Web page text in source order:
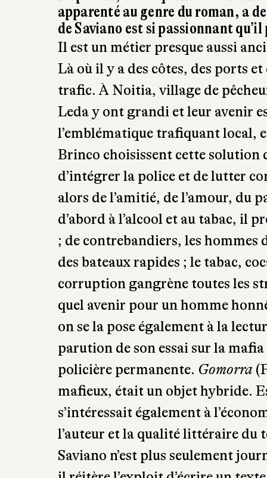
apparenté au genre du roman, a
de Saviano est si passionnant
Il est un métier presque aussi
Là où il y a des côtes, des ports
trafic. À Noitia, village de
Leda y ont grandi et leur avenir
l’emblématique trafiquant local,
Brinco choisissent cette solution
d’intégrer la police et de lutter
alors de l’amitié, de l’amour, du
d’abord à l’alcool et au tabac, il
; de contrebandiers, les
des bateaux rapides ; le tabac,
corruption gangrène toutes les
quel avenir pour un homme
on se la pose également à la
parution de son essai sur la
policière permanente. Gomorra
mafieux, était un objet hybride.
s’intéressait également à
l’auteur et la qualité littéraire du
Saviano n’est plus seulement